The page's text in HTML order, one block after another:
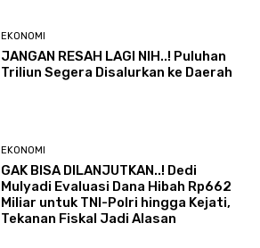
EKONOMI
JANGAN RESAH LAGI NIH..! Puluhan
Triliun Segera Disalurkan ke Daerah
EKONOMI
GAK BISA DILANJUTKAN..! Dedi
Mulyadi Evaluasi Dana Hibah Rp662
Miliar untuk TNI-Polri hingga Kejati,
Tekanan Fiskal Jadi Alasan